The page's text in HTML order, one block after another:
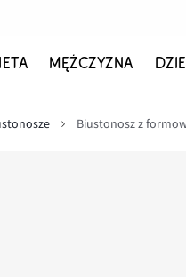
MĘŻCZYZNA
Biustonosz z